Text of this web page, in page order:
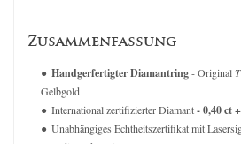
Zusammenfassung
Handgerfertigter Diamantring- Original
Gelbgold
International zertifizierter Diamant- 0,40 ct
Unabhängiges Echtheitszertifikat mit